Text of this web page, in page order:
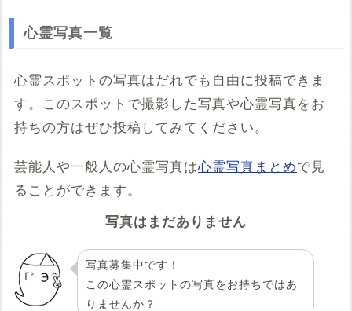
※「共有HTML」はパソコンでしか取得できないようです
※共有HTML 必須
例：<iframe src="https://www.google.com/maps/embed?
style="border:0;" allowfullscreen="" aria-hidden="false"
コメント
心霊写真一覧
心霊スポットの写真はだれでも自由に投稿できま
す。このスポットで撮影した写真や心霊写真をお
持ちの方はぜひ投稿してみてください。
芸能人や一般人の心霊写真は心霊写真まとめで見
ることができます。
写真はまだありません
写真募集中です！
この心霊スポットの写真をお持ちではあ
りませんか？